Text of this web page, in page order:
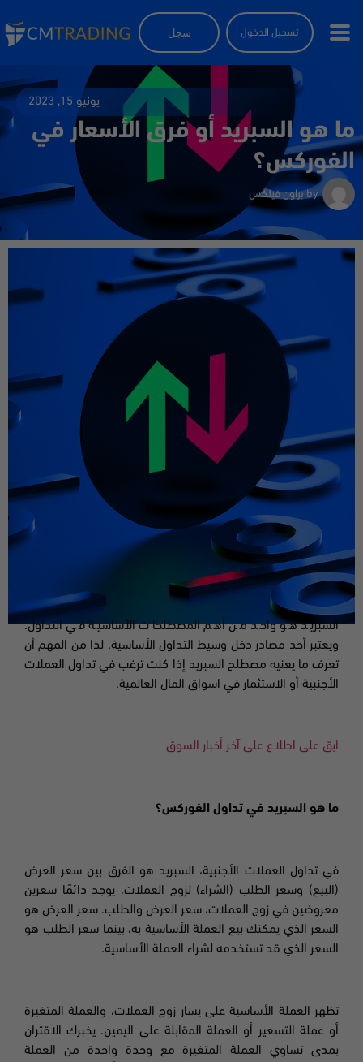
تسجيل الدخول سجل
يونيو 15, 2023
ما هو السبريد أو فرق الأسعار في
الفوركس؟
by براون فيلكس
السبريد هو واحد من أهم المصطلحات الأساسية في التداول.
ويعتبر أحد مصادر دخل وسيط التداول الأساسية. لذا من المهم أن
تعرف ما يعنيه مصطلح السبريد إذا كنت ترغب في تداول العملات
الأجنبية أو الاستثمار في اسواق المال العالمية.
ابق على اطلاع على آخر أخبار السوق
ما هو السبريد في تداول الفوركس؟
في تداول العملات الأجنبية،
السبريد هو الفرق بين سعر العرض
(البيع) وسعر الطلب (الشراء) لزوج العملات. يوجد دائمًا سعرين
معروضين في زوج العملات، سعر العرض والطلب. سعر العرض هو
السعر الذي يمكنك بيع العملة الأساسية به، بينما سعر الطلب هو
السعر الذي قد تستخدمه لشراء العملة الأساسية.
تظهر العملة الأساسية على يسار زوج العملات، والعملة المتغيرة
أو عملة التسعير أو العملة المقابلة على اليمين. يخبرك الاقتران
بمدى تساوي العملة المتغيرة مع وحدة واحدة من العملة